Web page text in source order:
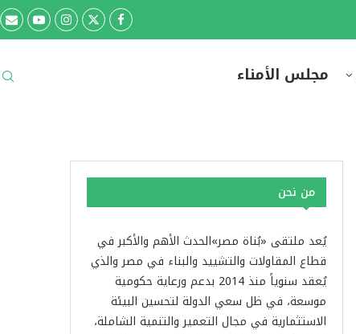
مجلس الأمناء
من نحن
يُعد ملتقى «بُناة مصر»الحدث الأهم والأكبر في
قطاع المقاولات والتشييد والبناء في مصر والذي
يُعقد سنوياً منذ 2014 بدعم ورعاية حكومية
موسعة، في ظل سعي الدولة لتحسين البيئة
الاستثمارية في مجال التعمير والتنمية الشاملة،